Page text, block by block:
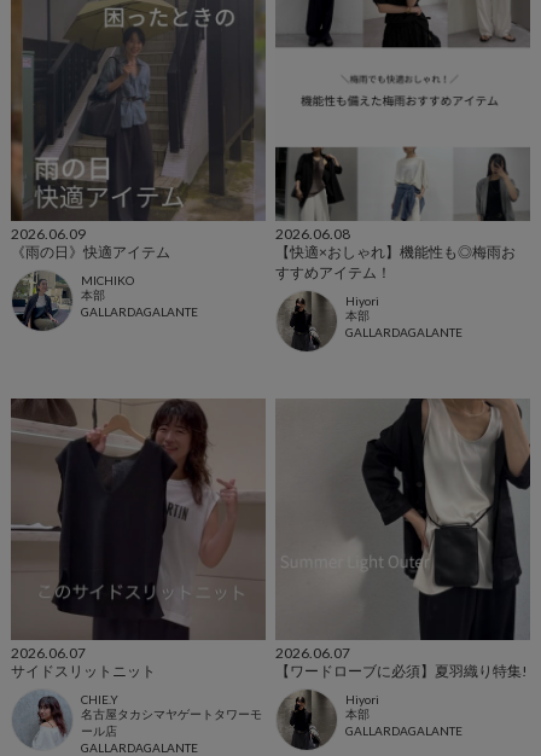
2026.06.09
《雨の日》快適アイテム
MICHIKO
本部
GALLARDAGALANTE
2026.06.08
【快適×おしゃれ】機能性も◎梅雨お
すすめアイテム！
Hiyori
本部
GALLARDAGALANTE
2026.06.07
サイドスリットニット
CHIE.Y
名古屋タカシマヤゲートタワーモ
ール店
GALLARDAGALANTE
2026.06.07
【ワードローブに必須】夏羽織り特集!
Hiyori
本部
GALLARDAGALANTE